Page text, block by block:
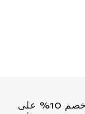
لفترة محدودة: احصل على خصم 10% على